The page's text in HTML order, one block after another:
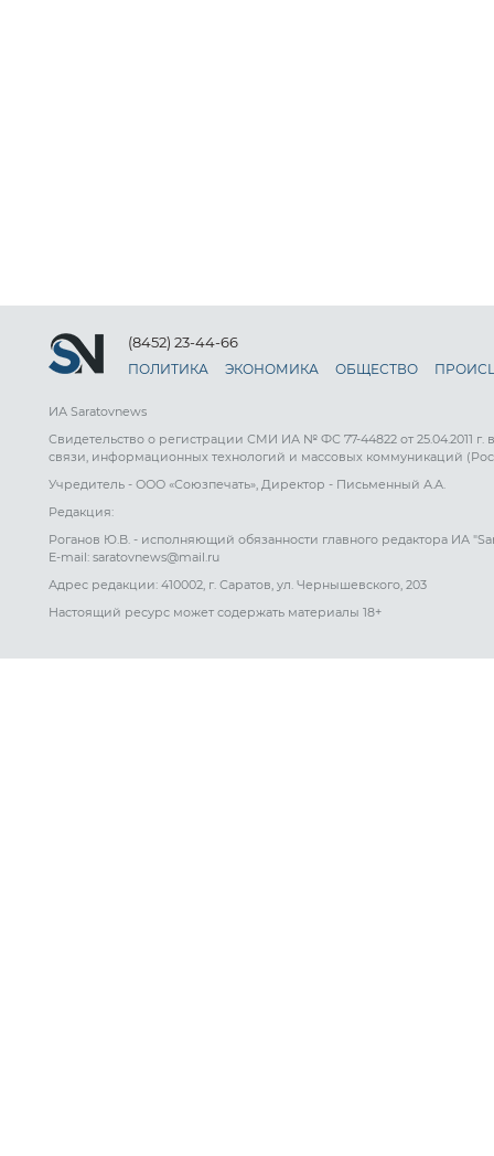
(8452) 23-44-66
ПОЛИТИКА ЭКОНОМИКА ОБЩЕСТВО
ИА Saratovnews
Свидетельство о регистрации СМИ ИА № ФС 77-44822 от 25.04.2011
связи, информационных технологий и массовых коммуникаций
Учредитель - ООО «Союзпечать», Директор - Письменный А.А.
Редакция:
Роганов Ю.В. - исполняющий обязанности главного редактора ИА
E-mail: saratovnews@mail.ru
Адрес редакции: 410002, г. Саратов, ул. Чернышевского, 203
Настоящий ресурс может содержать материалы 18+